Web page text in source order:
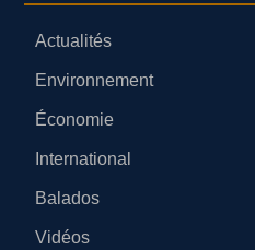
Actualités
Environnement
Économie
International
Balados
Vidéos